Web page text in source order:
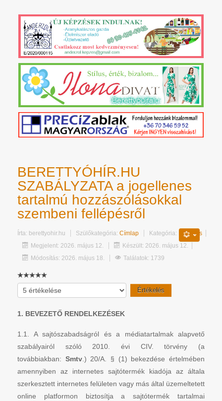
BERETTYÓHÍR.HU
SZABÁLYZATA a jogellenes
tartalmú hozzászólásokkal
szembeni fellépésről
Írta: berettyohir.hu Szülőkategória: Címlap Kategória:
Hasznos
Megjelent: 2026. május 12.
Készült: 2026. május 12.
Módosítás: 2026. május 18.
Találatok: 1739
Kérjük,
értékelje
1. BEVEZETŐ RENDELKEZÉSEK
1.1. A sajtószabadságról és a médiatartalmak alapvető
szabályairól szóló 2010. évi CIV. törvény (a
továbbiakban: Smtv.) 20/A. § (1) bekezdése értelmében
amennyiben az internetes sajtótermék kiadója az általa
szerkesztett internetes felületen vagy más által üzemeltetett
online platformon biztosítja a sajtótermék tartalmai